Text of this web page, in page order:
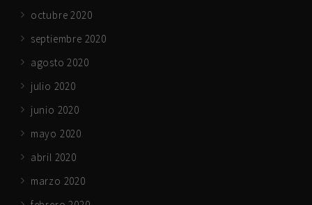
octubre 2020
septiembre 2020
agosto 2020
julio 2020
junio 2020
mayo 2020
abril 2020
marzo 2020